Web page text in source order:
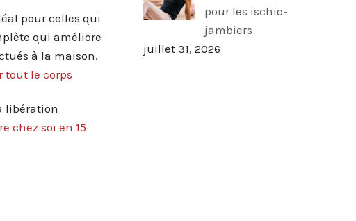
pour celles qui
qui améliore
à la maison,
tout le corps
libération
chez soi en 15
pour les ischio-
jambiers
juillet 31, 2026